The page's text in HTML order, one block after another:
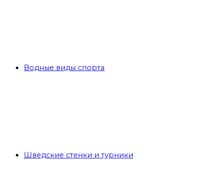
Водные виды спорта
Шведские стенки и турники